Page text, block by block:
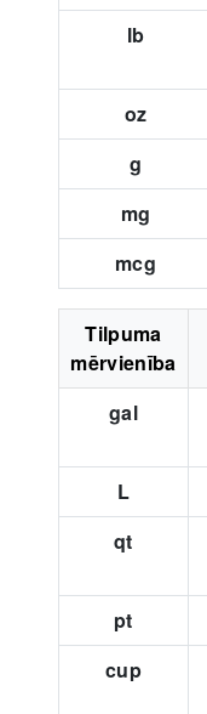
lb
oz
g
mg
mcg
Tilpuma
mērvienība
gal
L
qt
pt
cup